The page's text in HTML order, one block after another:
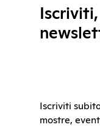
Iscriviti
mostre,